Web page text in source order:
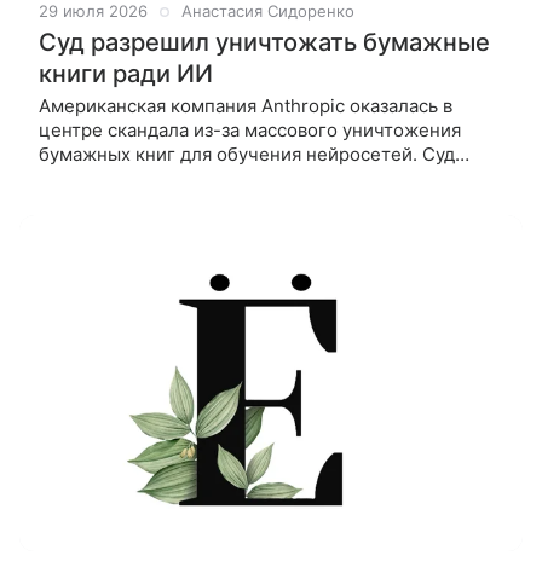
29 июля 2026 Анастасия Сидоренко
Суд разрешил уничтожать бумажные
книги ради ИИ
Американская компания Anthropic оказалась в
центре скандала из-за массового уничтожения
бумажных книг для обучения нейросетей. Суд